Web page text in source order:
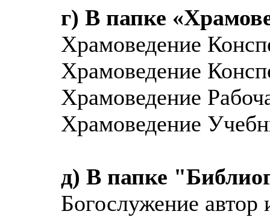
г) В папке
Храмоведение
Храмоведение
Храмоведение
Храмоведение
д) В папке
Богослужение автор